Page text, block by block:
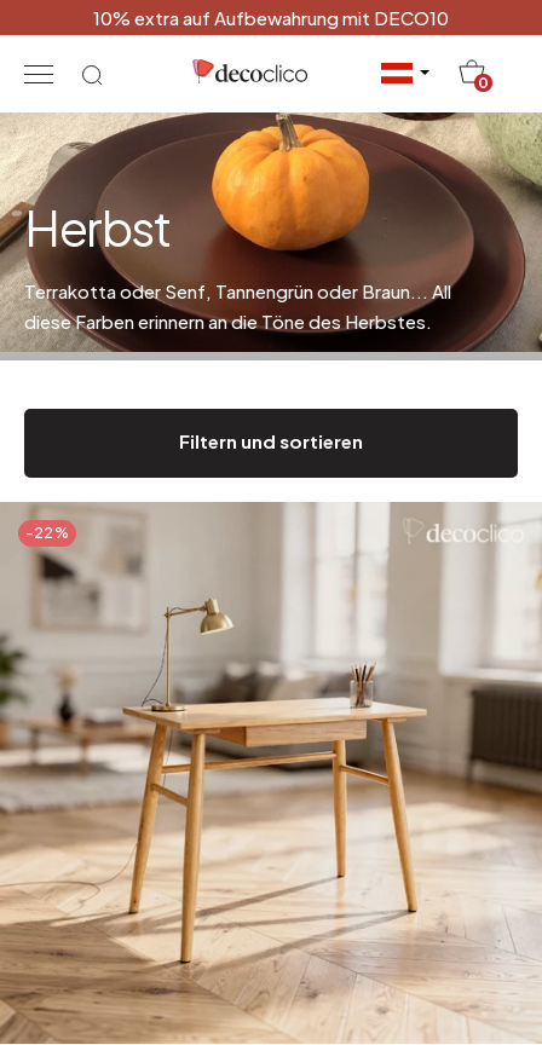
10% extra auf Aufbewahrung mit DECO10
0
Herbst
Terrakotta oder Senf, Tannengrün oder Braun... All
diese Farben erinnern an die Töne des Herbstes.
Filtern und sortieren
-22%